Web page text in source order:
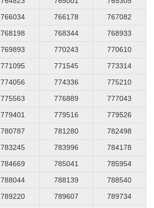
766034 766178
767082
768198 768344
768933
769893 770243
770610
771095 771545
773314
774056 774336
775210
775563 776889
777043
779401 779516
779526
780787 781280
782498
783245 783996
784178
784669 785041
785954
788044 788139
788540
789220 789607
789734